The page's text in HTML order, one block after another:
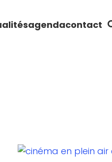
agendacontact